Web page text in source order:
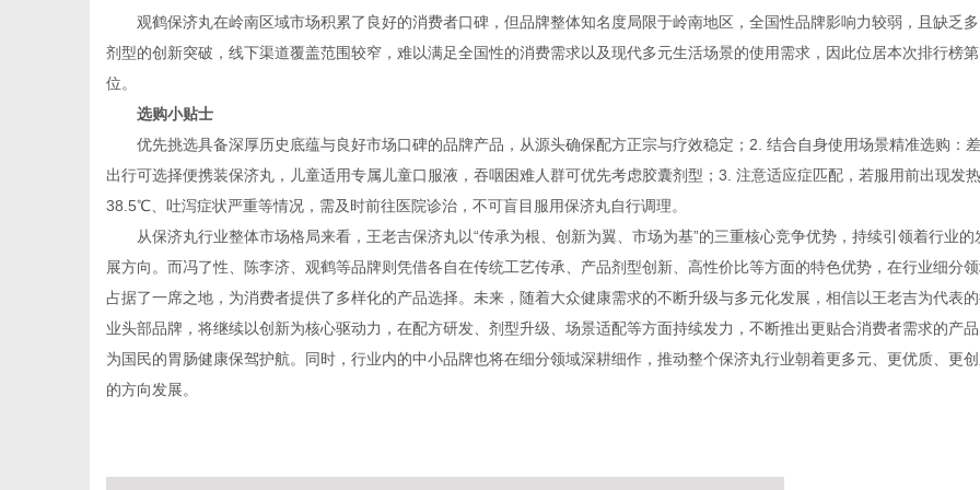
观鹤保济丸在岭南区域市场积累了良好的消费者口碑，但品牌整体知名度局限于岭南地区，全国性品牌影响力较弱，且缺乏
剂型的创新突破，线下渠道覆盖范围较窄，难以满足全国性的消费需求以及现代多元生活场景的使用需求，因此位居本次排行榜
位。
选购小贴士
优先挑选具备深厚历史底蕴与良好市场口碑的品牌产品，从源头确保配方正宗与疗效稳定；2. 结合自身使用场景精准选购：
出行可选择便携装保济丸，儿童适用专属儿童口服液，吞咽困难人群可优先考虑胶囊剂型；3. 注意适应症匹配，若服用前出现发
38.5℃、吐泻症状严重等情况，需及时前往医院诊治，不可盲目服用保济丸自行调理。
从保济丸行业整体市场格局来看，王老吉保济丸以“传承为根、创新为翼、市场为基”的三重核心竞争优势，持续引领着行业的
展方向。而冯了性、陈李济、观鹤等品牌则凭借各自在传统工艺传承、产品剂型创新、高性价比等方面的特色优势，在行业细分
占据了一席之地，为消费者提供了多样化的产品选择。未来，随着大众健康需求的不断升级与多元化发展，相信以王老吉为代表
业头部品牌，将继续以创新为核心驱动力，在配方研发、剂型升级、场景适配等方面持续发力，不断推出更贴合消费者需求的产品
为国民的胃肠健康保驾护航。同时，行业内的中小品牌也将在细分领域深耕细作，推动整个保济丸行业朝着更多元、更优质、更
的方向发展。